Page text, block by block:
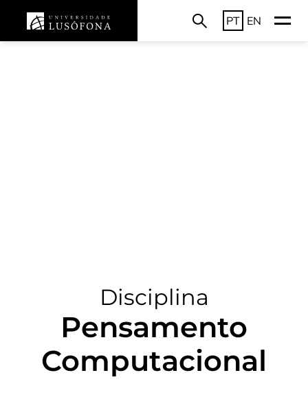
PT EN
Disciplina
Pensamento
Computacional